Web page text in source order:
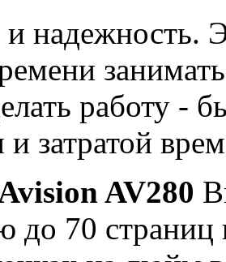
и
работу -
затратой
AV280
до 70